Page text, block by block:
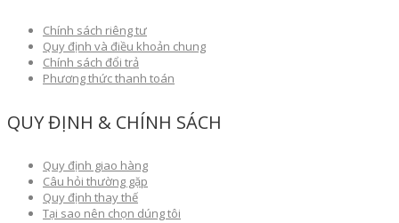
Chính sách riêng tư
Quy định và điều khoản chung
Chính sách đổi trả
Phương thức thanh toán
QUY ĐỊNH & CHÍNH SÁCH
Quy định giao hàng
Câu hỏi thường gặp
Quy định thay thế
Tại sao nên chọn dúng tôi